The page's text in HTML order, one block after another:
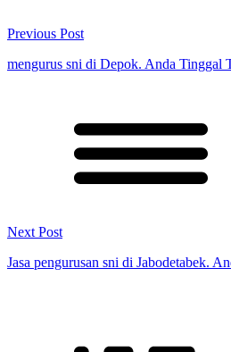
Previous Post
mengurus sni di Depok. Anda Tinggal
Next Post
Jasa pengurusan sni di Jabodetabek.